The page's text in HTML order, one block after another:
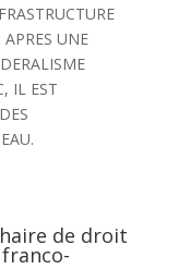
UNE
IL EST
de droit